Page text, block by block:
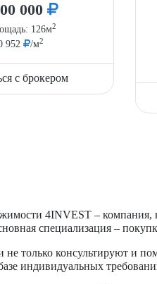
000
126м2
952 /м2
с брокером
4INVEST – компания,
специализация –
только консультируют и
индивидуальных